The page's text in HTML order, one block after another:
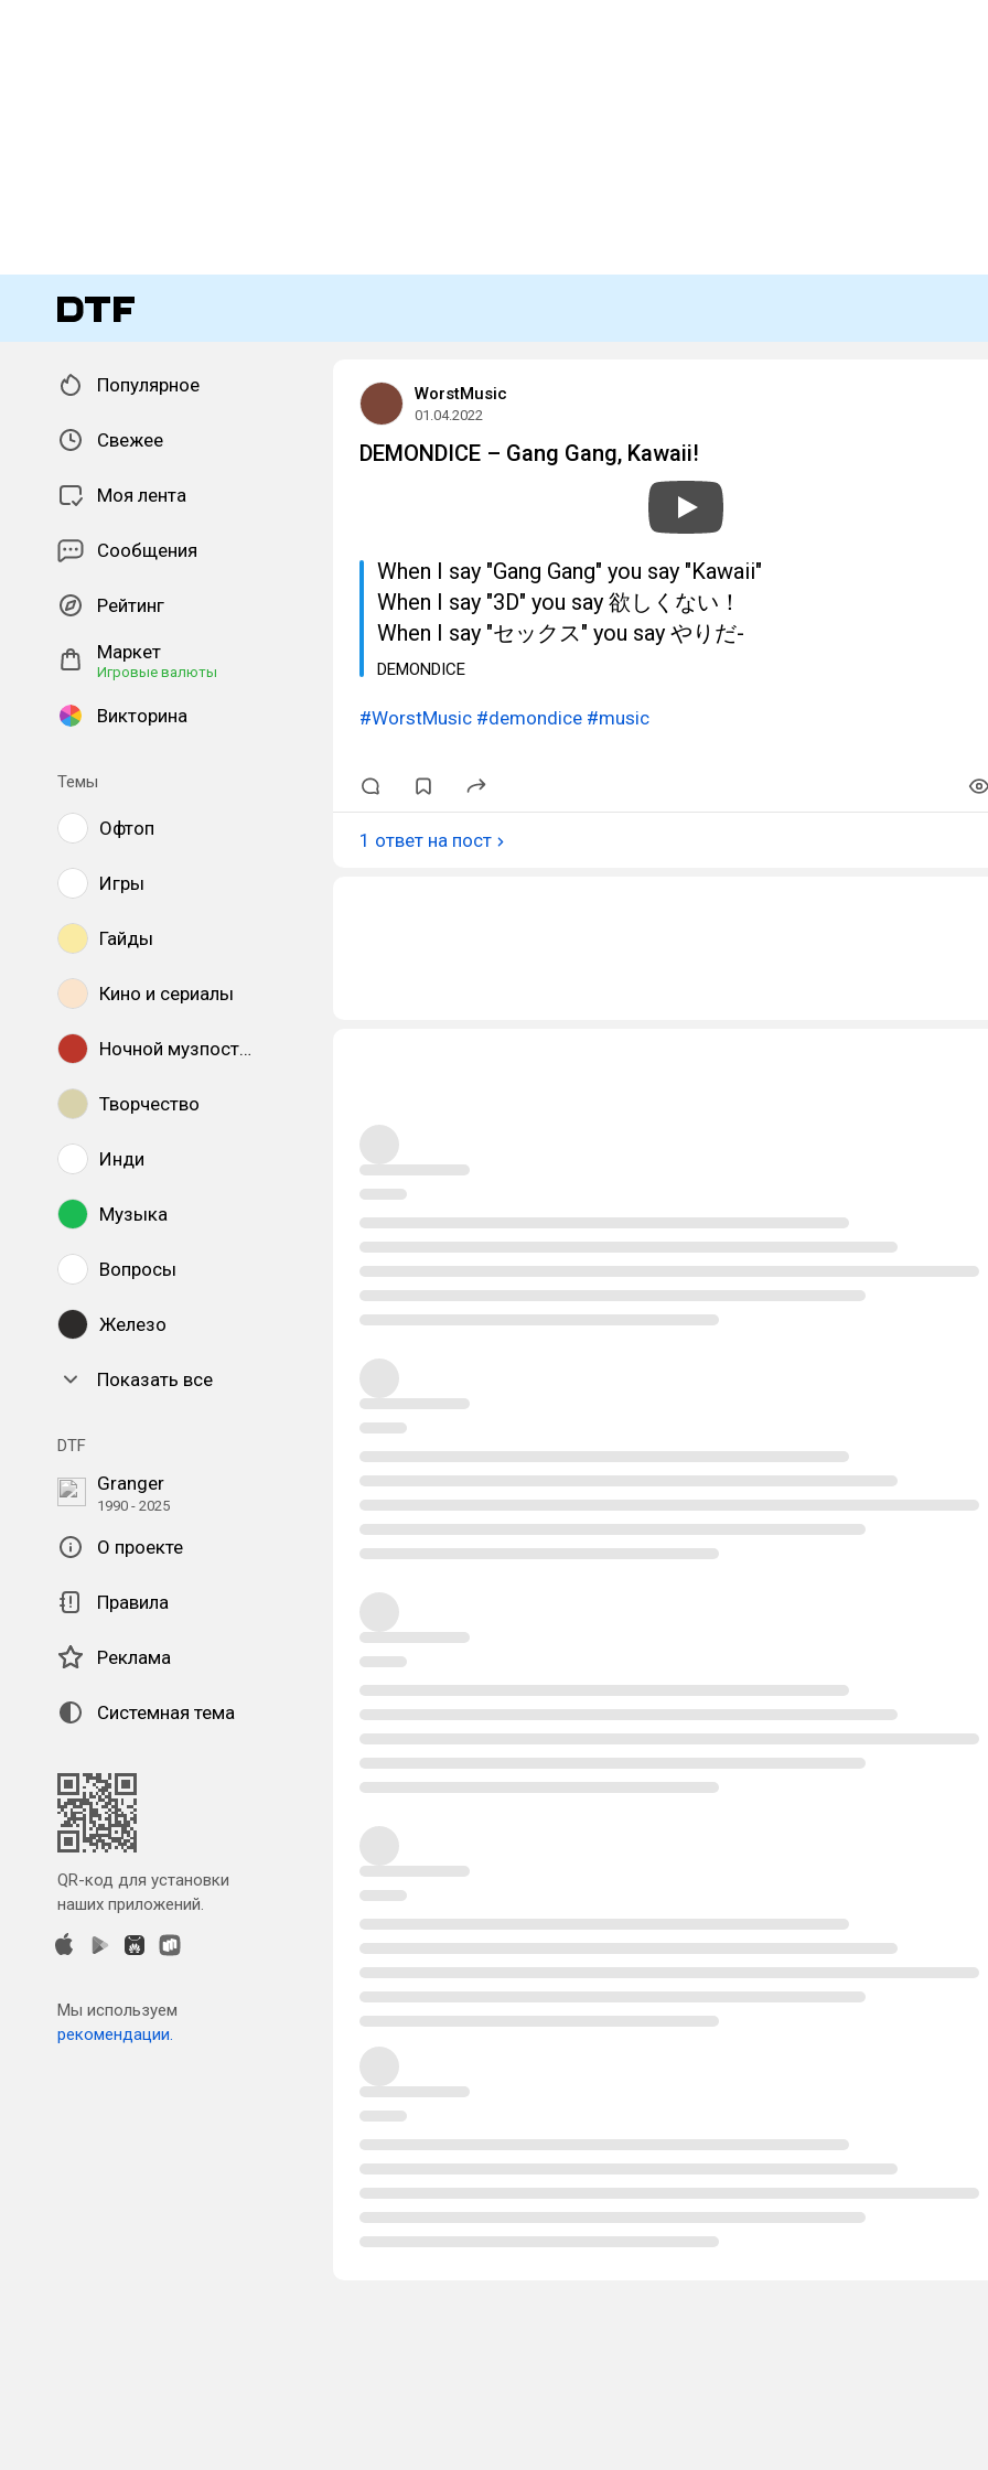
Популярное
Свежее
Моя лента
Сообщения
Рейтинг
Маркет
Игровые валюты
Викторина
Темы
Офтоп
Игры
Гайды
Кино и сериалы
Ночной музпостинг
Творчество
Инди
Музыка
Вопросы
Железо
Показать все
DTF
Granger
1990 - 2025
О проекте
Правила
Реклама
Системная тема
QR-код для установки
наших приложений.
Мы используем
рекомендации.
WorstMusic
01.04.2022
DEMONDICE – Gang Gang, Kawaii!
When I say "Gang Gang" you say "Kawaii"
When I say "3D" you say 欲しくない！
When I say "セックス" you say やりだ-
DEMONDICE
#WorstMusic #demondice #music
1 ответ на пост